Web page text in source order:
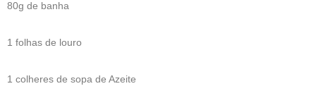
80g de banha
1 folhas de louro
1 colheres de sopa de Azeite